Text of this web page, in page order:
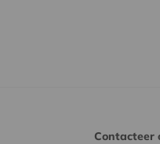
Contacteer